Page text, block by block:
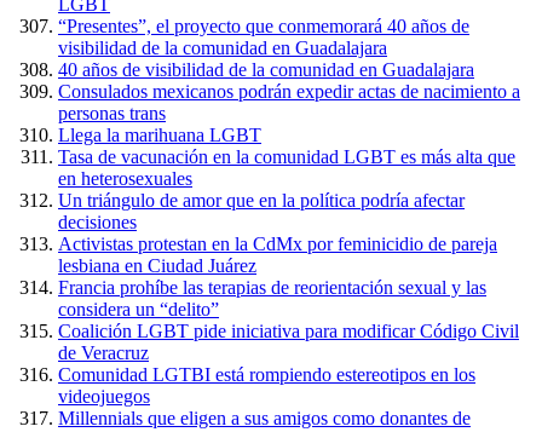
LGBT
“Presentes”, el proyecto que conmemorará 40 años de
visibilidad de la comunidad en Guadalajara
40 años de visibilidad de la comunidad en Guadalajara
Consulados mexicanos podrán expedir actas de nacimiento a
personas trans
Llega la marihuana LGBT
Tasa de vacunación en la comunidad LGBT es más alta que
en heterosexuales
Un triángulo de amor que en la política podría afectar
decisiones
Activistas protestan en la CdMx por feminicidio de pareja
lesbiana en Ciudad Juárez
Francia prohíbe las terapias de reorientación sexual y las
considera un “delito”
Coalición LGBT pide iniciativa para modificar Código Civil
de Veracruz
Comunidad LGTBI está rompiendo estereotipos en los
videojuegos
Millennials que eligen a sus amigos como donantes de